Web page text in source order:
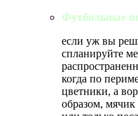
Футбольные
если уж вы
спланируйте
когда по
цветники, а
образом, мячик